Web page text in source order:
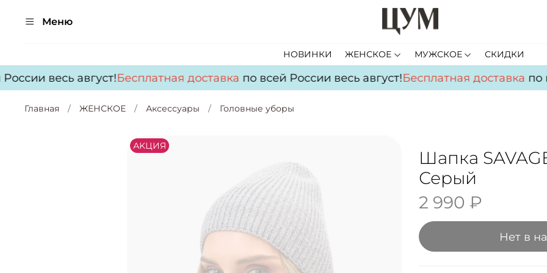
Меню
НОВИНКИ ЖЕНСКОЕ МУЖСКОЕ СКИДКИ
весь август!Бесплатная доставкапо всей России весь август!Бесплатная доставкапо
Главная ЖЕНСКОЕ Аксессуары Головные уборы
АKЦИЯ
Шапка
Серый
2 990 ₽
Нет в